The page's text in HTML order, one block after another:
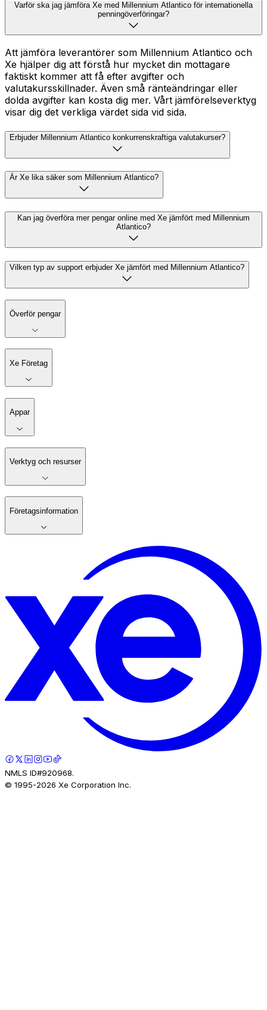
Varför ska jag jämföra Xe med Millennium Atlantico för internationella
penningöverföringar?
Att jämföra leverantörer som Millennium Atlantico och
Xe hjälper dig att förstå hur mycket din mottagare
faktiskt kommer att få efter avgifter och
valutakursskillnader. Även små ränteändringar eller
dolda avgifter kan kosta dig mer. Vårt jämförelseverktyg
visar dig det verkliga värdet sida vid sida.
Erbjuder Millennium Atlantico konkurrenskraftiga valutakurser?
Är Xe lika säker som Millennium Atlantico?
Kan jag överföra mer pengar online med Xe jämfört med Millennium
Atlantico?
Vilken typ av support erbjuder Xe jämfört med Millennium Atlantico?
Överför pengar
Xe Företag
Appar
Verktyg och resurser
Företagsinformation
NMLS ID#920968.
© 1995-2026 Xe Corporation Inc.